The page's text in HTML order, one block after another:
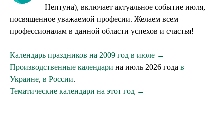
Нептуна), включает актуальное событие июля,
посвященное уважаемой професии. Желаем всем
профессионалам в данной области успехов и счастья!
Календарь праздников на 2009 год в июле →
Производственные календари на июль 2026 года в
Украине, в России.
Тематические календари на этот год →